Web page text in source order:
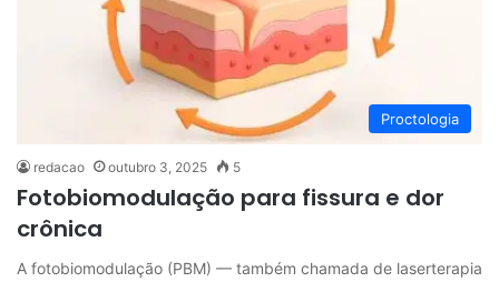
Proctologia
redacao outubro 3, 2025 5
Fotobiomodulação para fissura e dor
crônica
A fotobiomodulação (PBM) — também chamada de laserterapia